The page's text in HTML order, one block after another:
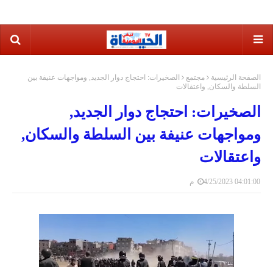
الصفحة الرئيسية مجتمع
الصخيرات: احتجاج دوار الجديد, ومواجهات عنيفة بين
السلطة والسكان, واعتقالات
الصخيرات: احتجاج دوار الجديد,
ومواجهات عنيفة بين السلطة والسكان,
واعتقالات
4/25/2023 04:01:00 م